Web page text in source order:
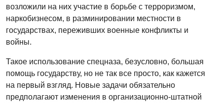
возложили на них участие в борьбе с терроризмом,
наркобизнесом, в разминировании местности в
государствах, переживших военные конфликты и
войны.
Такое использование спецназа, безусловно, большая
помощь государству, но не так все просто, как кажется
на первый взгляд. Новые задачи обязательно
предполагают изменения в организационно-штатной